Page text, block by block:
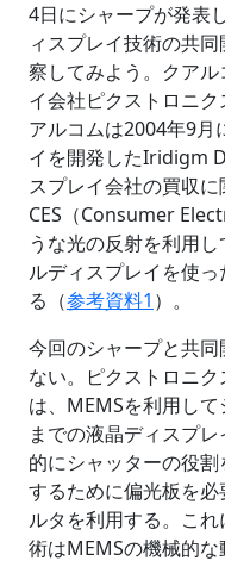
4日にシャープが発表
ィスプレイ技術の共
察してみよう。クア
イ会社ピクストロニ
アルコムは2004年9
イを開発したIridigm
スプレイ会社の買収
CES（Consumer
うな光の反射を利用
ルディスプレイを使
る（参考資料1 ）。
今回のシャープと共
ない。ピクストロニ
は、MEMSを利用し
までの液晶ディスプ
的にシャッターの役
するために偏光板を
ルタを利用する。こ
術はMEMSの機械的